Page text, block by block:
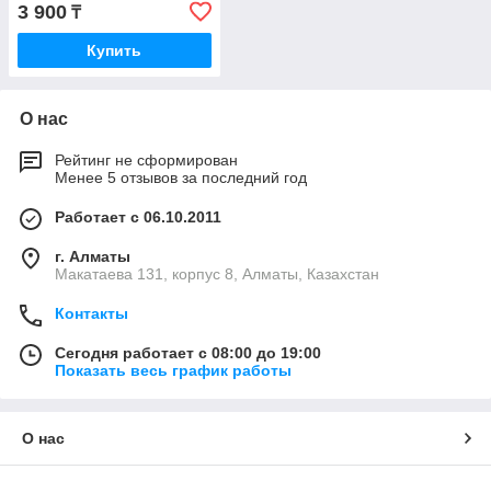
3 900 ₸
Купить
О нас
Рейтинг не сформирован
Менее 5 отзывов за последний год
Работает с 06.10.2011
г. Алматы
Макатаева 131, корпус 8, Алматы, Казахстан
Контакты
Сегодня работает с 08:00 до 19:00
Показать весь график работы
О нас